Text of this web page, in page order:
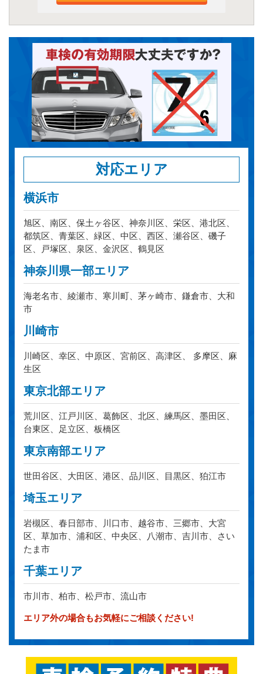
対応エリア
横浜市
旭区、南区、保土ヶ谷区、神奈川区、栄区、港北区、
都筑区、青葉区、緑区、中区、西区、瀬谷区、磯子
区、戸塚区、泉区、金沢区、鶴見区
神奈川県一部エリア
海老名市、綾瀬市、寒川町、茅ヶ崎市、鎌倉市、大和
市
川崎市
川崎区、幸区、中原区、宮前区、高津区、 多摩区、麻
生区
東京北部エリア
荒川区、江戸川区、葛飾区、北区、練馬区、墨田区、
台東区、足立区、板橋区
東京南部エリア
世田谷区、大田区、港区、品川区、目黒区、狛江市
埼玉エリア
岩槻区、春日部市、川口市、越谷市、三郷市、大宮
区、草加市、浦和区、中央区、八潮市、吉川市、さい
たま市
千葉エリア
市川市、柏市、松戸市、流山市
エリア外の場合もお気軽にご相談ください!